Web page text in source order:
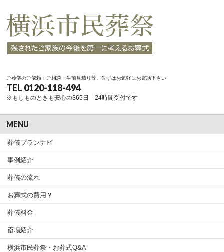
ご葬儀のご依頼・ご相談・生前見積り等、先ずはお気軽にお電話下さい
TEL 0120-118-494
※もしものときも安心の365日 24時間受付です
MENU
葬儀プランナビ
事例紹介
葬儀の流れ
お葬式の費用？
葬儀料金
斎場紹介
横浜市民葬祭・お葬式Q&A